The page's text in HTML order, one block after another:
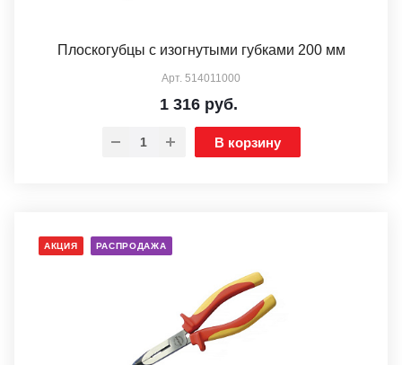
Плоскогубцы с изогнутыми губками 200 мм
Арт. 514011000
1 316 руб.
В корзину
АКЦИЯ РАСПРОДАЖА